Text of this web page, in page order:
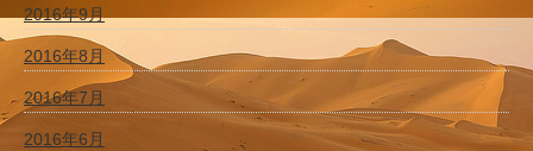
2016年9月
2016年8月
2016年7月
2016年6月